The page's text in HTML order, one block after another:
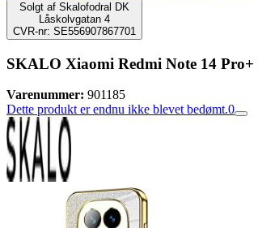
Solgt af Skalofodral DK
Låskolvgatan 4
CVR-nr: SE556907867701
SKALO Xiaomi Redmi Note 14
Varenummer: 901185
Dette produkt er endnu ikke blevet bedømt.0